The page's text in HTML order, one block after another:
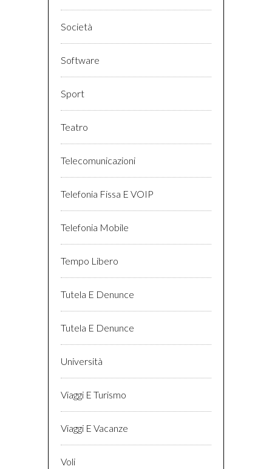
Società
Software
Sport
Teatro
Telecomunicazioni
Telefonia Fissa E VOIP
Telefonia Mobile
Tempo Libero
Tutela E Denunce
Tutela E Denunce
Università
Viaggi E Turismo
Viaggi E Vacanze
Voli